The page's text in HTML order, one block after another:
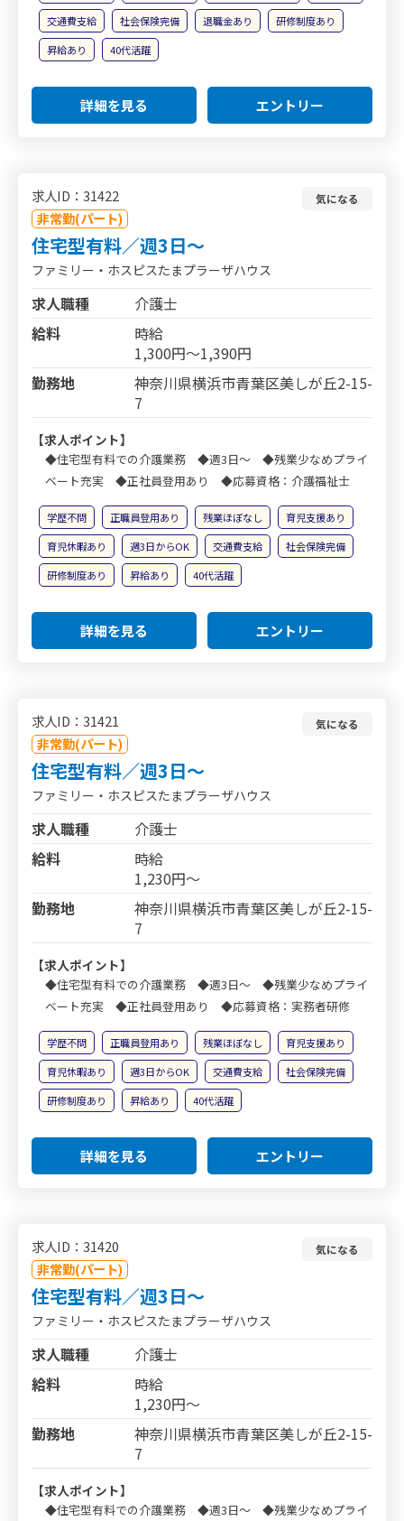
交通費支給 社会保険完備 退職金あり
研修制度あり
昇給あり
40代活躍
詳細を見る エントリー
求人ID：31422
非常勤(パート)
気になる
住宅型有料／週3日～
ファミリー・ホスピスたまプラーザハウス
求人職種
介護士
給料
時給
1,300円～1,390円
勤務地
神奈川県横浜市青葉区美しが丘2-15-
7
【求人ポイント】
◆住宅型有料での介護業務 ◆週3日～ ◆残業少なめプライ
ベート充実 ◆正社員登用あり ◆応募資格：介護福祉士
学歴不問 正職員登用あり 残業ほぼなし
育児支援あり
育児休暇あり
週3日からOK 交通費支給
社会保険完備
研修制度あり
昇給あり 40代活躍
詳細を見る エントリー
求人ID：31421
非常勤(パート)
気になる
住宅型有料／週3日～
ファミリー・ホスピスたまプラーザハウス
求人職種
介護士
給料
時給
1,230円～
勤務地
神奈川県横浜市青葉区美しが丘2-15-
7
【求人ポイント】
◆住宅型有料での介護業務 ◆週3日～ ◆残業少なめプライ
ベート充実 ◆正社員登用あり ◆応募資格：実務者研修
学歴不問 正職員登用あり 残業ほぼなし
育児支援あり
育児休暇あり
週3日からOK 交通費支給
社会保険完備
研修制度あり
昇給あり 40代活躍
詳細を見る エントリー
求人ID：31420
非常勤(パート)
気になる
住宅型有料／週3日～
ファミリー・ホスピスたまプラーザハウス
求人職種
介護士
給料
時給
1,230円～
勤務地
神奈川県横浜市青葉区美しが丘2-15-
7
【求人ポイント】
◆住宅型有料での介護業務 ◆週3日～ ◆残業少なめプライ